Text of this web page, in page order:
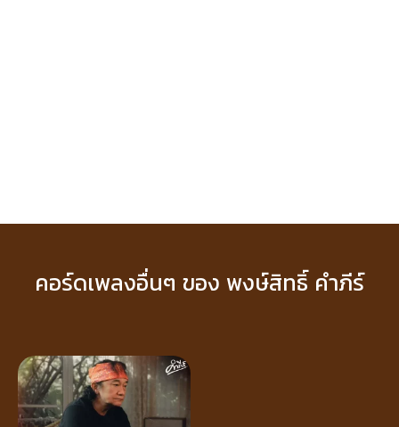
คอร์ดเพลงอื่นๆ ของ พงษ์สิทธิ์ คำภีร์